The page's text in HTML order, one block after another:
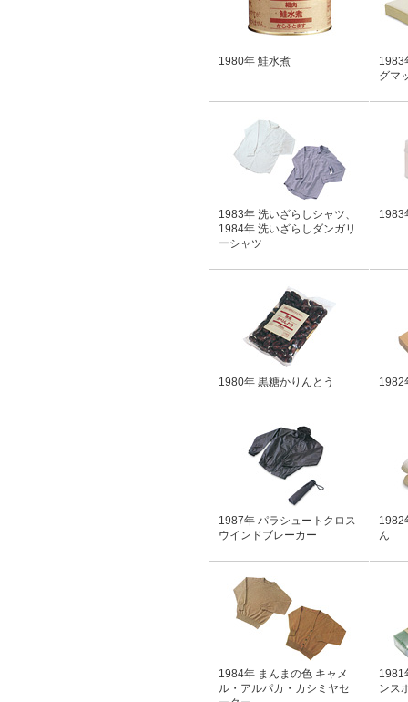
1980年 鮭水煮
1983
グマ
1983年 洗いざらしシャツ、
1984年 洗いざらしダンガリ
ーシャツ
1983
1980年 黒糖かりんとう 1982
1987年 パラシュートクロス
ウインドブレーカー
1982
ん
1984年 まんまの色 キャメ
ル・アルパカ・カシミヤセ
1981
ンス